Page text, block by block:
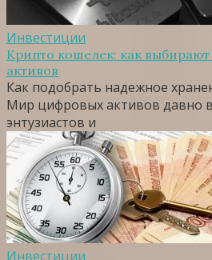
Инвестиции
Крипто кошелек: как выбирают
активов
Как подобрать надежное
Мир цифровых активов давно
энтузиастов и
Инвестиции